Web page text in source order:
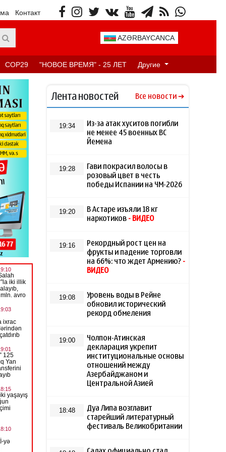
Контакт
AZƏRBAYCANCA
COP29 "НОВОЕ ВРЕМЯ" - 25 ЛЕТ Другие
Лента новостей Все новости
19:34
Из-за атак хуситов погибли
не менее 45 военных ВС
Йемена
19:28
Гави покрасил волосы в
розовый цвет в честь
победы Испании на ЧМ-2026
19:20
В Астаре изъяли 18 кг
наркотиков - ВИДЕО
19:16
Рекордный рост цен на
фрукты и падение торговли
на 66%: что ждет Армению? -
ВИДЕО
19:08
Уровень воды в Рейне
обновил исторический
рекорд обмеления
19:00
Чолпон-Атинская
декларация укрепит
институциональные основы
отношений между
Азербайджаном и
Центральной Азией
18:48
Дуа Липа возглавит
старейший литературный
фестиваль Великобритании